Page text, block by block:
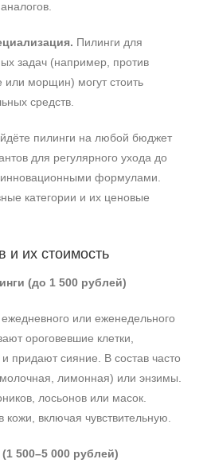
Пилинги для
задач (например, против
или морщин) могут стоить
средств.
пилинги на любой бюджет
для регулярного ухода до
формулами.
категории и их ценовые
и их стоимость
(до 1 500 рублей)
или еженедельного
ороговевшие клетки,
придают сияние. В состав часто
лимонная) или энзимы.
лосьонов или масок.
кожи, включая чувствительную.
500–5 000 рублей)